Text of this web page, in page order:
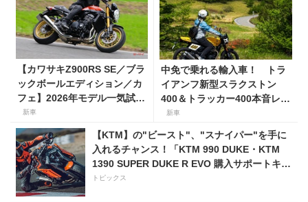
【カワサキZ900RS SE／ブラ
ックボールエディション／カ
フェ】2026年モデル一気試
乗。人気の国産ネオレトロモ
デルが扱いやすく上質に進
化！
新車
中免で乗れる輸入車！ トラ
イアンフ新型スラクストン
400＆トラッカー400本音レビ
ュー【身長154cmの足着き
新車
【KTM】の"ビースト"、"スナイパー"を手に
入れるチャンス！「KTM 990 DUKE・KTM
1390 SUPER DUKE R EVO 購入サポートキャ
ンペーン」
トピックス